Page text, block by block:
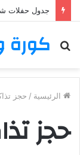
كورة
بحث
الرئيسية / حجز
حجز